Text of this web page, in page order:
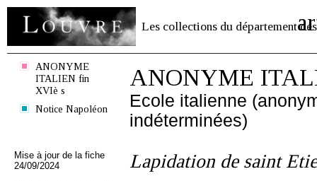
Les collections du département des
ANONYME
ITALIEN fin
XVIè s
Notice Napoléon
Mise à jour de la fiche
24/09/2024
ANONYME
Ecole italienne
indéterminées)
Lapidation de saint